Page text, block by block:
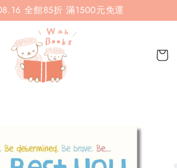
全館85折 滿1500元免運